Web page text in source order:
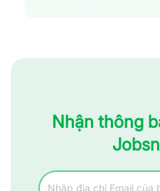
Cần nhiều kỹ năng đối với
Nhu cầu tuyển dụng các kỹ
Y tế - Chăm sóc sức
Nhận thông